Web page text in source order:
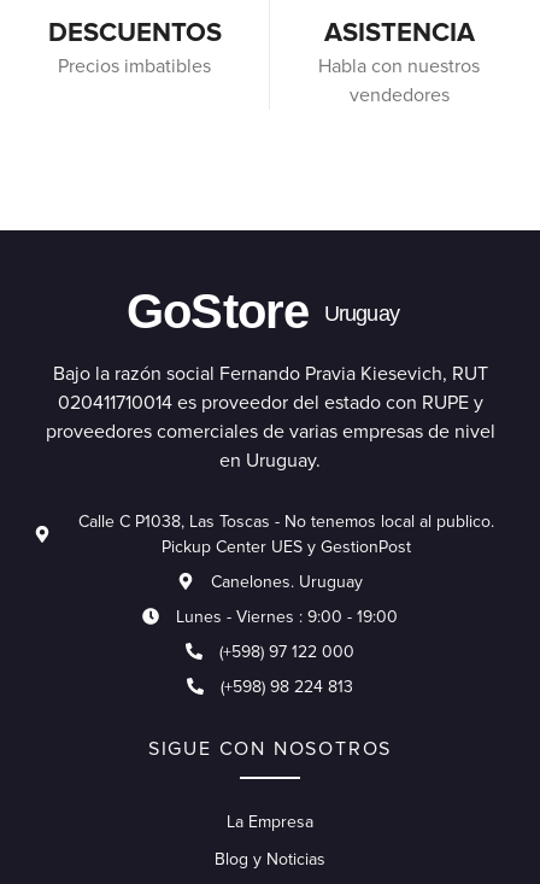
DESCUENTOS
Precios imbatibles
ASISTENCIA
Habla con nuestros
vendedores
GoStore Uruguay
Bajo la razón social Fernando Pravia Kiesevich, RUT
020411710014 es proveedor del estado con RUPE y
proveedores comerciales de varias empresas de nivel
en Uruguay.
Calle C P1038, Las Toscas - No tenemos local al publico.
Pickup Center UES y GestionPost
Canelones. Uruguay
Lunes - Viernes : 9:00 - 19:00
(+598) 97 122 000
(+598) 98 224 813
SIGUE CON NOSOTROS
La Empresa
Blog y Noticias